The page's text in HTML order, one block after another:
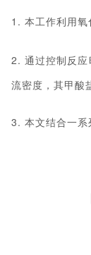
1. 本工作利用
2. 通过控制反
流密度，其甲酸
3. 本文结合一系